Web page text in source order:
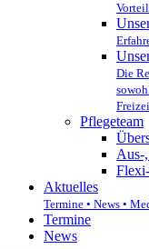
Die
Pflegeteam
Aus-
Aktuelles
Termine • News •
Termine
News